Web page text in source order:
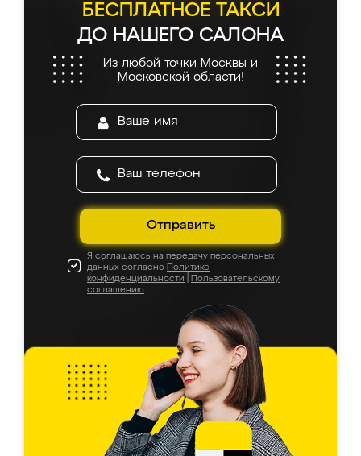
БЕСПЛАТНОЕ ТАКСИ
ДО НАШЕГО САЛОНА
Из любой точки Москвы и
Московской области!
Отправить
Я соглашаюсь на передачу персональных
данных согласно Политике
конфиденциальности
Пользовательскому
соглашению